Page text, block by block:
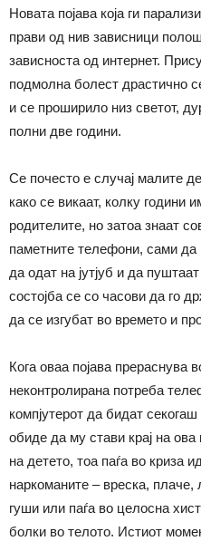
Новата појава која ги
прави од нив зависници
зависноста од интернет.
подмолна болест драстично
и се проширило низ светот,
полни две години.
Се почесто е случај малите
како се викаат, колку години
родителите, но затоа знаат
паметните телефони, сами да
да одат на јутјуб и да
состојба се со часови да го
да се изгубат во времето и
Кога оваа појава прераснува
неконтролирана потреба
компјутерот да бидат
обиде да му стави крај на
на детето, тоа паѓа во криза
наркоманите – вреска, плаче,
гуши или паѓа во целосна
болки во телото. Истиот